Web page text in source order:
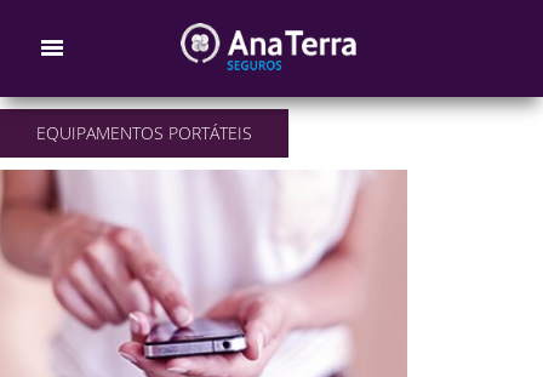
EQUIPAMENTOS PORTÁTEIS